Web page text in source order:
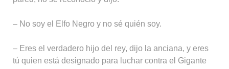
– No soy el Elfo Negro y no sé quién soy.
– Eres el verdadero hijo del rey, dijo la anciana, y eres
tú quien está designado para luchar contra el Gigante